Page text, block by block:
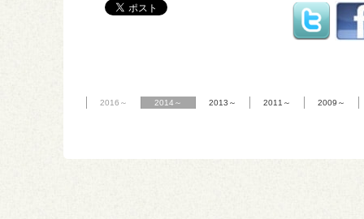
2016～ 2014～ 2013～ 2011～ 2009～